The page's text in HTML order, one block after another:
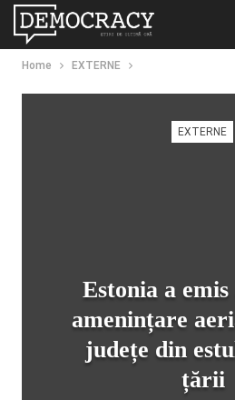
Home EXTERNE
EXTERNE
Estonia a
amenințare
județe din
țării